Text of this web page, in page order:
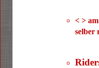
< >
selber